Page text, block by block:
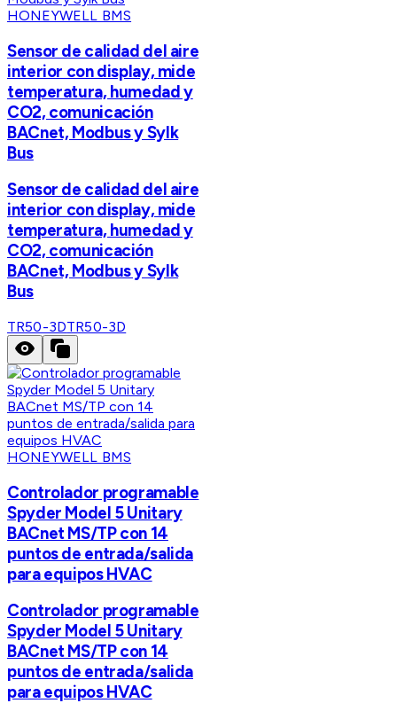
HONEYWELL BMS
Sensor de calidad del aire
interior con display, mide
temperatura, humedad y
CO2, comunicación
BACnet, Modbus y Sylk
Bus
Sensor de calidad del aire
interior con display, mide
temperatura, humedad y
CO2, comunicación
BACnet, Modbus y Sylk
Bus
TR50-3DTR50-3D
HONEYWELL BMS
Controlador programable
Spyder Model 5 Unitary
BACnet MS/TP con 14
puntos de entrada/salida
para equipos HVAC
Controlador programable
Spyder Model 5 Unitary
BACnet MS/TP con 14
puntos de entrada/salida
para equipos HVAC